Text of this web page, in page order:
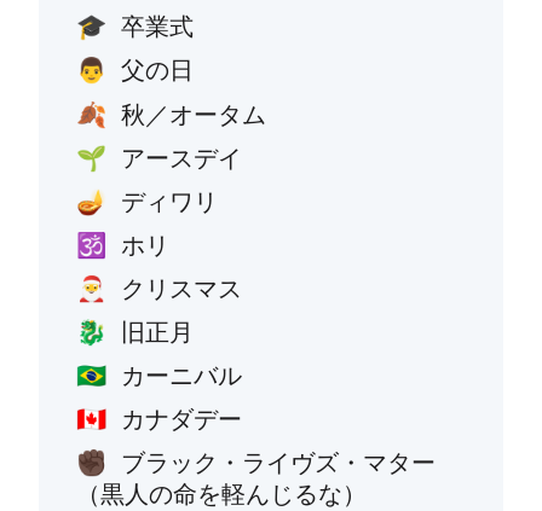
🎓 卒業式
👨 父の日
🍂 秋／オータム
🌱 アースデイ
🪔 ディワリ
🕉️ ホリ
🎅 クリスマス
🐉 旧正月
🇧🇷 カーニバル
🇨🇦 カナダデー
✊🏿 ブラック・ライヴズ・マター
（黒人の命を軽んじるな）